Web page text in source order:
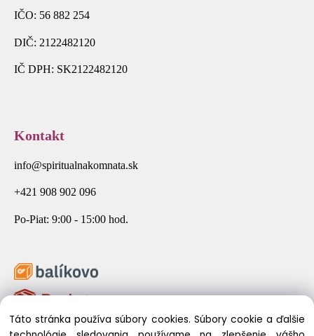
IČO: 56 882 254
DIČ: 2122482120
IČ DPH: SK2122482120
Kontakt
info@spiritualnakomnata.sk
+421 908 902 096
Po-Piat: 9:00 - 15:00 hod.
Táto stránka používa súbory cookies. Súbory cookie a ďalšie